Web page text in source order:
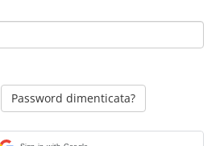
Password dimenticata?